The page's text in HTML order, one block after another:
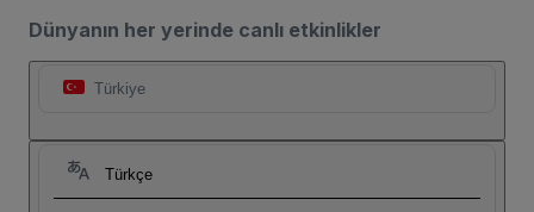
Dünyanın her yerinde canlı etkinlikler
Türkiye
Türkçe